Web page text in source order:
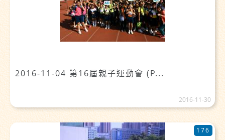
2016-11-04 第16屆親子運動會 (P...
2016-11-30
176